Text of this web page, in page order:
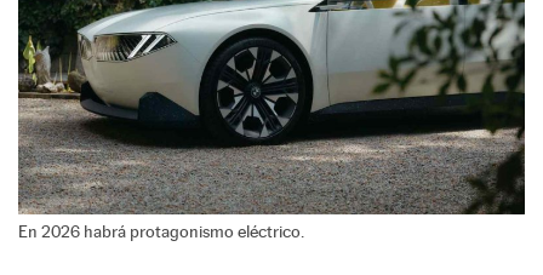
En 2026 habrá protagonismo eléctrico.